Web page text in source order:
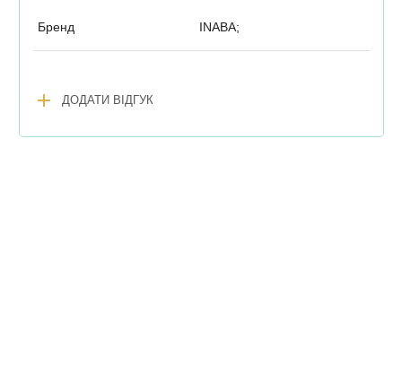
Бренд INABA;
add ДОДАТИ ВІДГУК